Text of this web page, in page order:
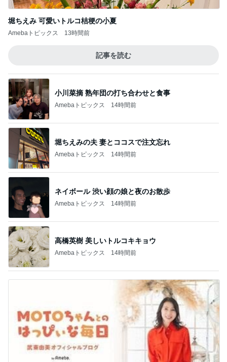
堀ちえみ 可愛いトルコ桔梗の小夏
Amebaトピックス 13時間前
記事を読む
小川菜摘 熟年団の打ち合わせと食事
Amebaトピックス 14時間前
堀ちえみの夫 妻とココスで注文忘れ
Amebaトピックス 14時間前
ネイボール 渋い顔の娘と夜のお散歩
Amebaトピックス 14時間前
高橋英樹 美しいトルコキキョウ
Amebaトピックス 14時間前